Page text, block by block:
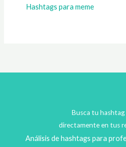
Hashtags para meme
Busca tu hashtag
directamente en tus
Análisis de hashtags para